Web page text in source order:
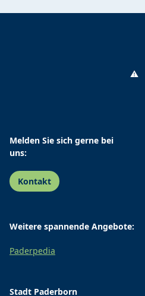
Melden Sie sich gerne bei
uns:
Kontakt
Weitere spannende Angebote:
Paderpedia
Stadt Paderborn